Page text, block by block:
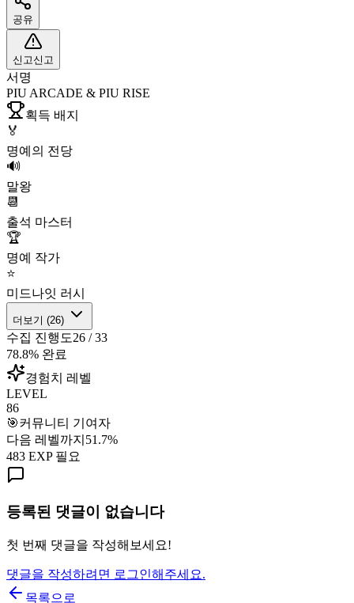
공유
신고신고
서명
PIU ARCADE & PIU RISE
획득 배지
🏅
명예의 전당
🔊
말왕
📆
출석 마스터
🏆
명예 작가
⭐
미드나잇 러시
더보기 (26)
수집 진행도26 /33
78.8% 완료
경험치 레벨
LEVEL
86
🎯커뮤니티 기여자
다음 레벨까지 51.7%
483 EXP 필요
등록된 댓글이 없습니다
첫 번째 댓글을 작성해보세요!
댓글을 작성하려면 로그인해주세요.
목록으로